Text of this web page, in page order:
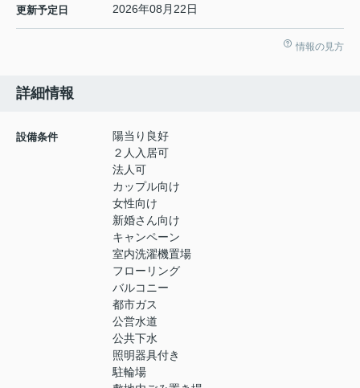
更新予定日 2026年08月22日
情報の見方
詳細情報
設備条件
陽当り良好
２人入居可
法人可
カップル向け
女性向け
新婚さん向け
キャンペーン
室内洗濯機置場
フローリング
バルコニー
都市ガス
公営水道
公共下水
照明器具付き
駐輪場